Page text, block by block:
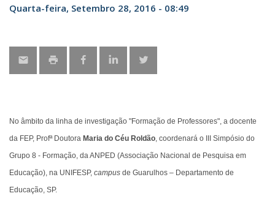
Quarta-feira, Setembro 28, 2016 - 08:49
No âmbito da linha de investigação "Formação de Professores", a docente
da FEP, Profª Doutora Maria do Céu Roldão, coordenará o III Simpósio do
Grupo 8 - Formação, da ANPED (Associação Nacional de Pesquisa em
Educação), na UNIFESP, campus de Guarulhos – Departamento de
Educação, SP.